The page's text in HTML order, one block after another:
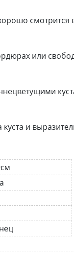
или
и